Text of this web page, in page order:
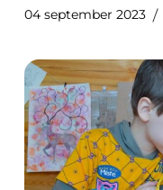
04 september 2023